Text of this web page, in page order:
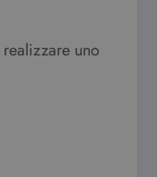
uno